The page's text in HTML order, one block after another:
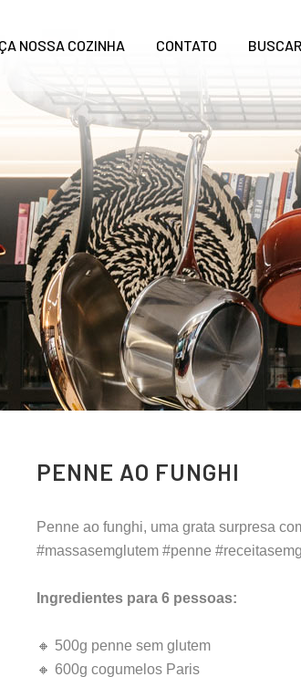
NOSSA COZINHA CONTATO BUSCAR
PENNE AO FUNGHI
Penne ao funghi, uma grata surpresa
#massasemglutem #penne
Ingredientes para 6 pessoas:
🔸 500g penne sem glutem
🔸 600g cogumelos Paris